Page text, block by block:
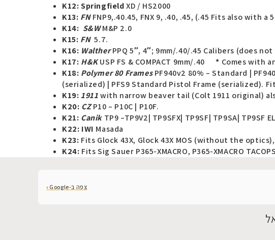
K12: SpringfieldXD / HS2000
K13: FNFNP9,.40.45, FNX 9, .40, .45, (.45 Fits also with a
K14: S&WM&P 2.0
K15: FN 5.7.
K16: Walther PPQ 5″, 4″; 9mm/.40/.45 Calibers (does
K17: H&KUSP FS & COMPACT 9mm/.40* Comes with
K18: Polymer 80 FramesPF940v2 80% – Standard |
(serialized) | PFS9 Standard Pistol Frame (serialized).
K19:1911with narrow beaver tail (Colt 1911 original)
K20: CZP10 – P10C | P10F.
K21: Canik TP9 –TP9V2| TP9SFX| TP9SF| TP9SA| TP9SF
K22: IWI Masada
K23: Fits Glock 43X, Glock 43X MOS (without the
K24: Fits Sig Sauer P365-XMACRO, P365-XMACRO
צפה ב-Google ›